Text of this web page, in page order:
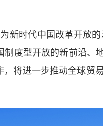
时代中国改革开放的
度型开放的新前沿、
将进一步推动全球贸